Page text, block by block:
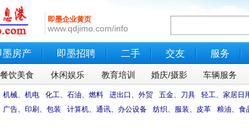
即墨企业黄页
www.qdjimo.com/info
墨房产 即墨招聘 二手 交友 服务
餐饮美食 休闲娱乐 教育培训 婚庆/摄影 车辆服务
机械、机电 化工、石油、燃料 进出口、外贸 五金、刀具 轻工、家居日
广告、印刷、包装 计算机、通讯、办公设备 纺织、服装、皮革 粮油、食